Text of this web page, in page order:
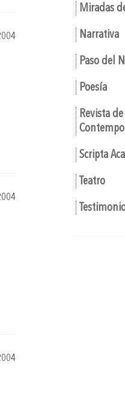
Miradas
Narrativa
Paso del
Poesía
Revista
Scripta
Teatro